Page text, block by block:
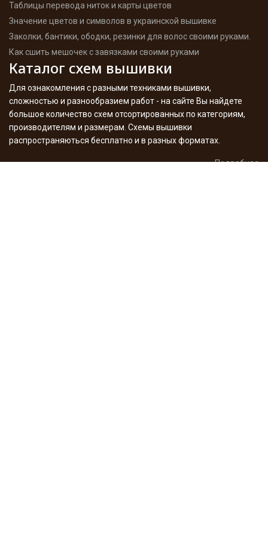
Таблицы перевода ниток и карты цветов
Значение цветов и символов в украинской вышивке
Заколки, бантики, ободки, резинки для волос своими руками.
Как сшить мешочек с завязками своими руками
Каталог схем вышивки
Для ознакомления с разными техниками вышивки,
сложностью и разнообразием работ - на сайте Вы найдете
большое количество схем отсортированных по категориям,
производителям и размерам. Схемы вышивки
распространяються бесплатно и в разных форматах.
Подробнее